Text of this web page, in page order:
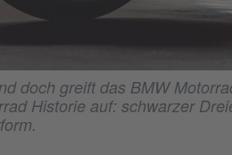
doch greift das BMW
Historie auf: schwarzer